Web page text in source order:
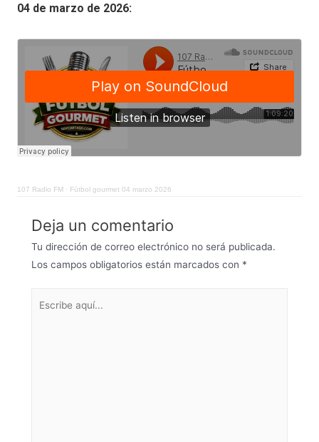
04 de marzo de 2026:
107 Radio FM · Fútbol gourmet 04 marzo 2026
Deja un comentario
Tu dirección de correo electrónico no será publicada.
Los campos obligatorios están marcados con *